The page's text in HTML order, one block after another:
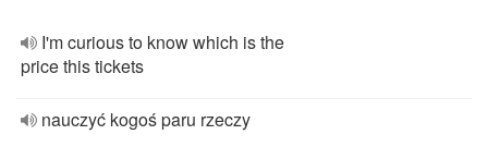
I'm curious to know which is the
price this tickets
nauczyć kogoś paru rzeczy